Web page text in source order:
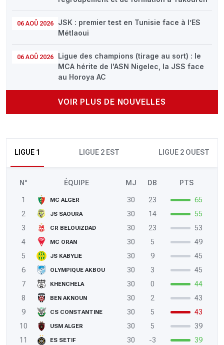
06 AOÛ 2026
JSK : premier test en Tunisie face à l’ES
Métlaoui
06 AOÛ 2026
Ligue des champions (tirage au sort) : le
MCA hérite de l'ASN Nigelec, la JSS face
au Horoya AC
VOIR PLUS DE NOUVELLES
LIGUE 1 LIGUE 2 EST LIGUE 2 OUEST
N° ÉQUIPE MJ DB PTS
1 MC ALGER 30 23
65
2
JS SAOURA 30 14
55
3
CR BELOUIZDAD 30 23
53
4
MC ORAN 30 5
49
5
JS KABYLIE 30 9
45
6
OLYMPIQUE AKBOU 30 3
45
7
KHENCHELA 30 0
44
8
BEN AKNOUN 30 2
43
9
CS CONSTANTINE 30 5
43
10
USM ALGER 30 5
39
11
ES SETIF 30 -3
39